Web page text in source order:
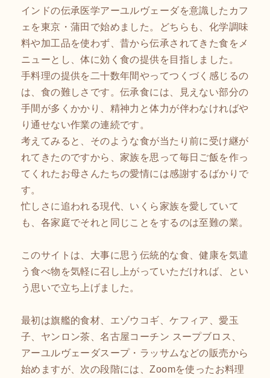
インドの伝承医学アーユルヴェーダを意識したカフ
ェを東京・蒲田で始めました。どちらも、化学調味
料や加工品を使わず、昔から伝承されてきた食をメ
ニューとし、体に効く食の提供を目指しました。
手料理の提供を二十数年間やってつくづく感じるの
は、食の難しさです。伝承食には、見えない部分の
手間が多くかかり、精神力と体力が伴わなければや
り通せない作業の連続です。
考えてみると、そのような食が当たり前に受け継が
れてきたのですから、家族を思って毎日ご飯を作っ
てくれたお母さんたちの愛情には感謝するばかりで
す。
忙しさに追われる現代、いくら家族を愛していて
も、各家庭でそれと同じことをするのは至難の業。
このサイトは、大事に思う伝統的な食、健康を気遣
う食べ物を気軽に召し上がっていただければ、とい
う思いで立ち上げました。
最初は旗艦的食材、エゾウコギ、ケフィア、愛玉
子、ヤンロン茶、名古屋コーチン スープブロス、
アーユルヴェーダスープ・ラッサムなどの販売から
始めますが、次の段階には、Zoomを使ったお料理